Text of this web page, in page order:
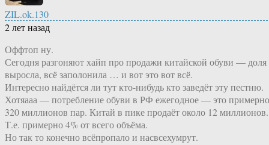
ZIL.ok.130
2 лет назад
Оффтоп ну.
Сегодня разгоняют хайп про продажи китайской обуви — доля
выросла, всё заполонила … и вот это вот всё.
Интересно найдётся ли тут кто-нибудь кто заведёт эту пестню.
Хотяааа — потребление обуви в РФ ежегодное — это примерно
320 миллионов пар. Китай в пике продаёт около 12 миллионов.
Т.е. примерно 4% от всего объёма.
Но так то конечно всёпропало и насвсехумрут.